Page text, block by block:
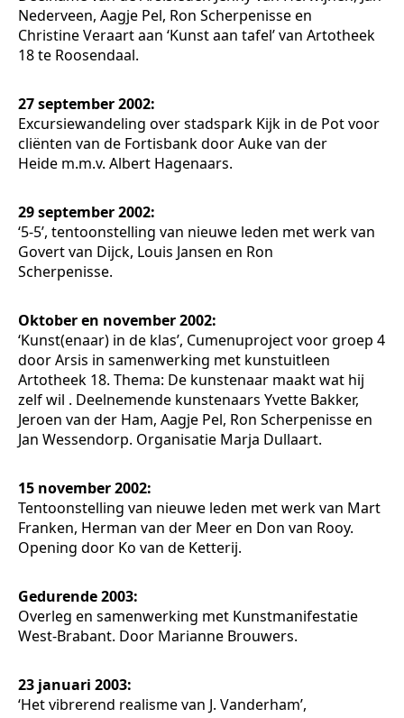
Nederveen, Aagje Pel, Ron Scherpenisse en
Christine Veraart aan ‘Kunst aan tafel’ van Artotheek
18 te Roosendaal.
27 september 2002:
Excursiewandeling over stadspark Kijk in de Pot voor
cliënten van de Fortisbank door Auke van der
Heide m.m.v. Albert Hagenaars.
29 september 2002:
‘5-5’, tentoonstelling van nieuwe leden met werk van
Govert van Dijck, Louis Jansen en Ron
Scherpenisse.
Oktober en november 2002:
‘Kunst(enaar) in de klas’, Cumenuproject voor groep 4
door Arsis in samenwerking met kunstuitleen
Artotheek 18. Thema: De kunstenaar maakt wat hij
zelf wil . Deelnemende kunstenaars Yvette Bakker,
Jeroen van der Ham, Aagje Pel, Ron Scherpenisse en
Jan Wessendorp. Organisatie Marja Dullaart.
15 november 2002:
Tentoonstelling van nieuwe leden met werk van Mart
Franken, Herman van der Meer en Don van Rooy.
Opening door Ko van de Ketterij.
Gedurende 2003:
Overleg en samenwerking met Kunstmanifestatie
West-Brabant. Door Marianne Brouwers.
23 januari 2003:
‘Het vibrerend realisme van J. Vanderham’,